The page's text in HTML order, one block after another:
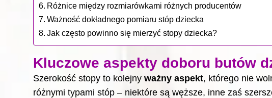
Różnice między rozmiarówkami różnych producentów
Ważność dokładnego pomiaru stóp dziecka
Jak często powinno się mierzyć stopy dziecka?
Kluczowe aspekty doboru butów
Szerokość stopy to kolejny ważny aspekt, którego nie
różnymi typami stóp – niektóre są węższe, inne zaś